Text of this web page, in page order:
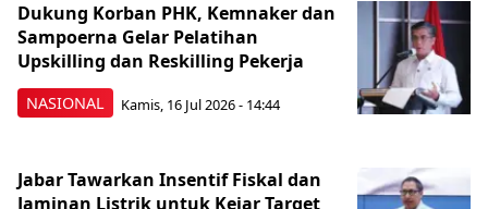
NASIONAL
Dukung Korban PHK, Kemnaker dan
Sampoerna Gelar Pelatihan
Upskilling dan Reskilling Pekerja
Kamis, 16 Jul 2026 - 14:44
Jabar Tawarkan Insentif Fiskal dan
Jaminan Listrik untuk Kejar Target